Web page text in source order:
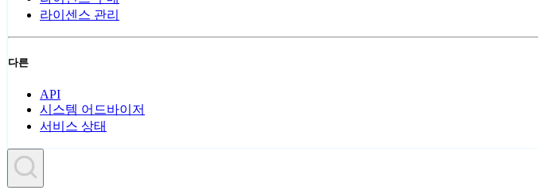
라이센스 관리
다른
API
시스템 어드바이저
서비스 상태